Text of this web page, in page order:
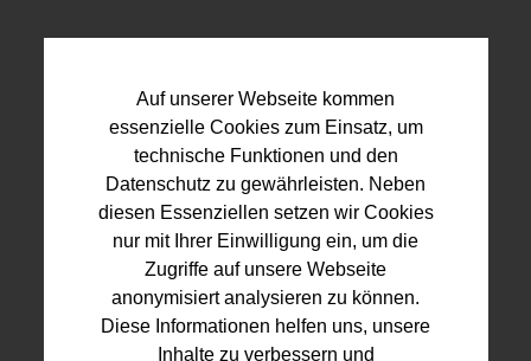
Auf unserer Webseite kommen
essenzielle Cookies zum Einsatz, um
technische Funktionen und den
Datenschutz zu gewährleisten. Neben
diesen Essenziellen setzen wir Cookies
nur mit Ihrer Einwilligung ein, um die
Zugriffe auf unsere Webseite
anonymisiert analysieren zu können.
Diese Informationen helfen uns, unsere
Inhalte zu verbessern und